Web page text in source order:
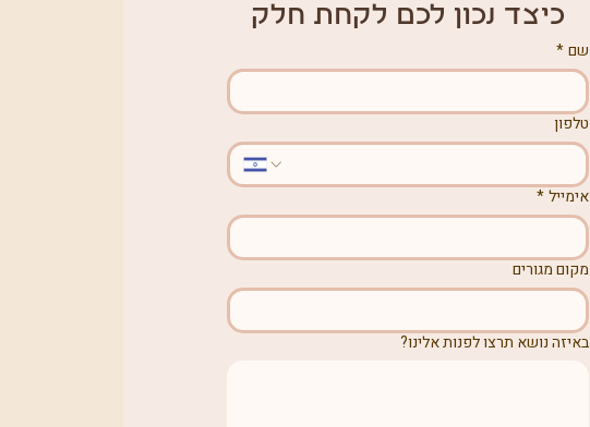
כיצד נכון לכם לקחת חלק
שם*
טלפון
אימייל*
מקום מגורים
באיזה נושא תרצו לפנות אלינו?